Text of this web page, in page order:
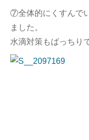
⑦全体的にくすんで
ました。
水滴対策もばっちり